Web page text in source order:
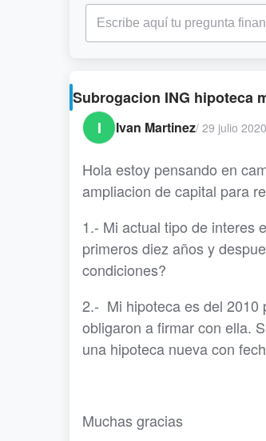
Subrogacion ING hipoteca
I Ivan Martinez/ 29 julio 2020
Hola estoy pensando en
ampliacion de capital para
1.- Mi actual tipo de interes
primeros diez años y
condiciones?
2.- Mi hipoteca es del 2010
obligaron a firmar con ella.
una hipoteca nueva con
Muchas gracias